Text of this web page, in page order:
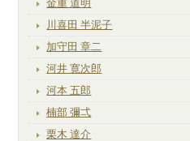
金重 道明
川喜田 半泥子
加守田 章二
河井 寛次郎
河本 五郎
楠部 彌弌
栗木 達介